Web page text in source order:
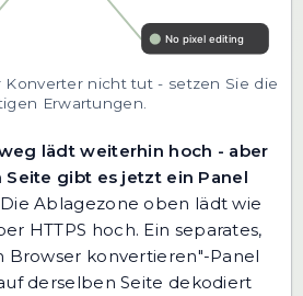
Konverter nicht tut - setzen Sie die
Erwartungen.
lädt weiterhin hoch - aber
Seite gibt es jetzt ein Panel
Die Ablagezone oben lädt wie
HTTPS hoch. Ein separates,
Browser konvertieren"-Panel
derselben Seite dekodiert